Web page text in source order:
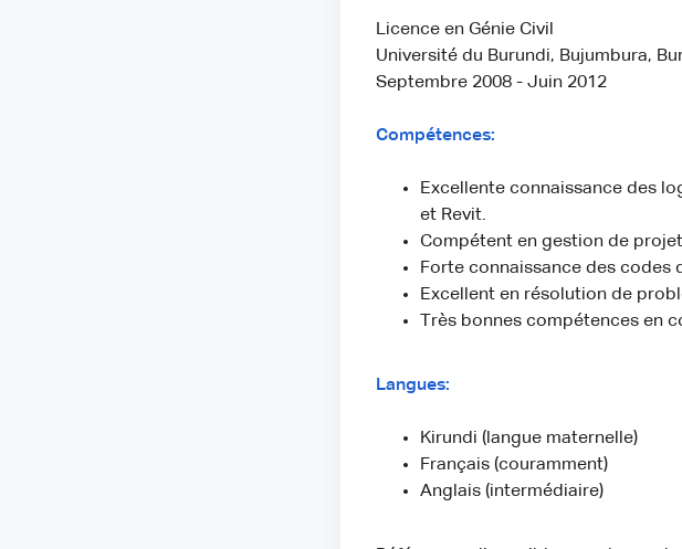
Licence en Génie Civil
Université du Burundi, Bujumbura,
Septembre 2008 - Juin 2012
Compétences:
Excellente connaissance des
et Revit.
Compétent en gestion de
Forte connaissance des
Excellent en résolution de
Très bonnes compétences en
Langues:
Kirundi (langue maternelle)
Français (couramment)
Anglais (intermédiaire)